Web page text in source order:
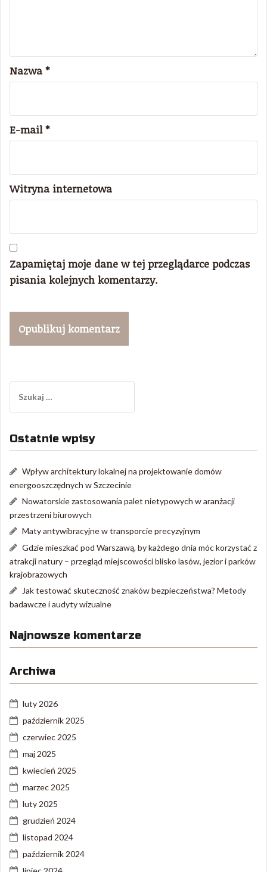
Nazwa *
E-mail*
Witryna internetowa
Zapamiętaj moje dane w tej przeglądarce podczas
pisania kolejnych komentarzy.
Ostatnie wpisy
Wpływ architektury lokalnej na projektowanie domów
energooszczędnych w Szczecinie
Nowatorskie zastosowania palet nietypowych w aranżacji
przestrzeni biurowych
Maty antywibracyjne w transporcie precyzyjnym
Gdzie mieszkać pod Warszawą, by każdego dnia móc korzystać z
atrakcji natury – przegląd miejscowości blisko lasów, jezior i parków
krajobrazowych
Jak testować skuteczność znaków bezpieczeństwa? Metody
badawcze i audyty wizualne
Najnowsze komentarze
Archiwa
luty 2026
październik 2025
czerwiec 2025
maj 2025
kwiecień 2025
marzec 2025
luty 2025
grudzień 2024
listopad 2024
październik 2024